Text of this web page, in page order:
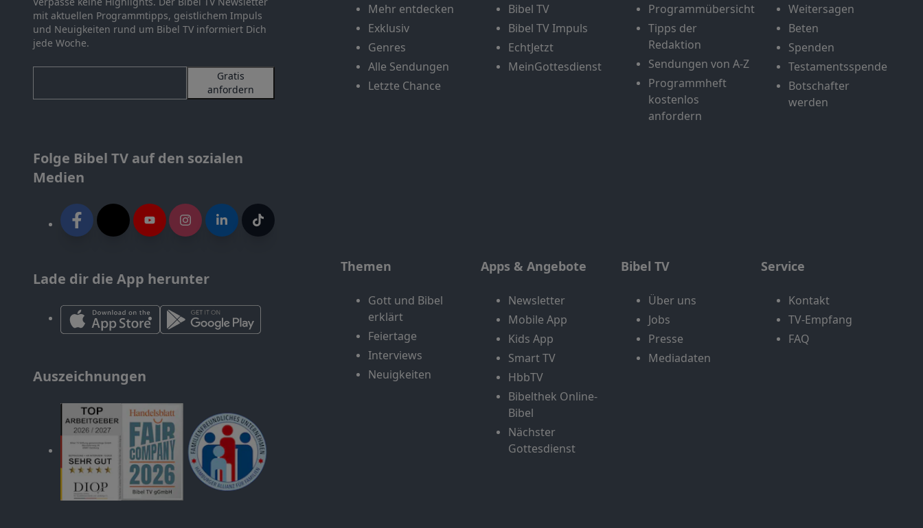
mit aktuellen Programmtipps, geistlichem Impuls
und Neuigkeiten rund um Bibel TV informiert Dich
jede Woche.
Gratis
anfordern
Folge Bibel TV auf den sozialen
Medien
Lade dir die App herunter
Auszeichnungen
Mehr entdecken
Exklusiv
Genres
Alle Sendungen
Letzte Chance
Bibel TV
Bibel TV Impuls
EchtJetzt
MeinGottesdienst
Programmübersicht
Tipps der
Redaktion
Sendungen von A-Z
Programmheft
kostenlos
anfordern
Weitersagen
Beten
Spenden
Testamentsspende
Botschafter
werden
Themen
Gott und Bibel
erklärt
Feiertage
Interviews
Neuigkeiten
Apps & Angebote
Newsletter
Mobile App
Kids App
Smart TV
HbbTV
Bibelthek Online-
Bibel
Nächster
Gottesdienst
Bibel TV
Über uns
Jobs
Presse
Mediadaten
Service
Kontakt
TV-Empfang
FAQ